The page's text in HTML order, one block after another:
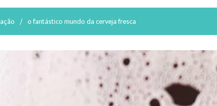
/ o fantástico mundo da cerveja fresca